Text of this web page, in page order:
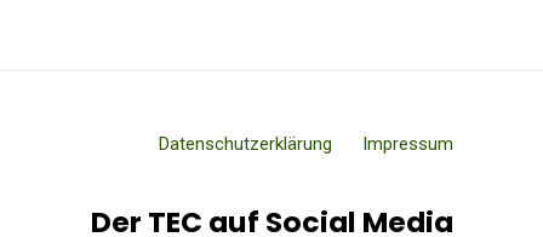
Datenschutzerklärung Impressum
Der TEC auf Social Media